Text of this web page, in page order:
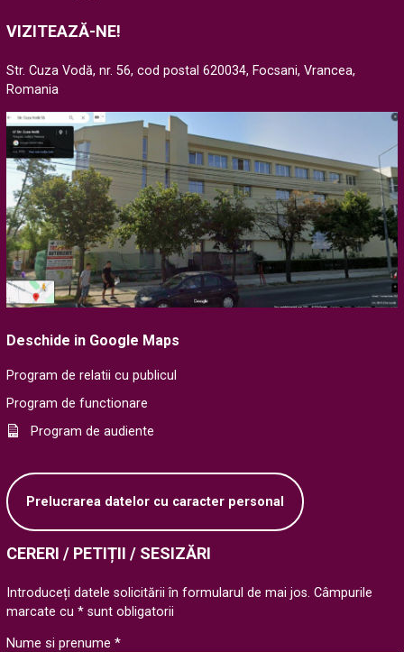
VIZITEAZĂ-NE!
Str. Cuza Vodă, nr. 56, cod postal 620034, Focsani, Vrancea,
Romania
Deschide in Google Maps
Program de relatii cu publicul
Program de functionare
Program de audiente
Prelucrarea datelor cu caracter personal
CERERI / PETIȚII / SESIZĂRI
Introduceți datele solicitării în formularul de mai jos. Câmpurile
marcate cu * sunt obligatorii
Nume si prenume *